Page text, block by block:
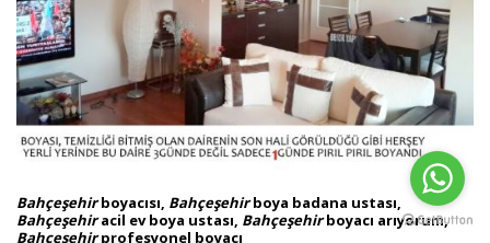
Bahçeşehirboyacısı, Bahçeşehirboya badana ustası,
Bahçeşehiracil ev boya ustası, Bahçeşehirboyacı arıyorum,
Bahçeşehirprofesyonel boyacı